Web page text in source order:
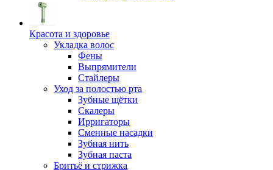
Красота и здоровье
Укладка волос
Фены
Выпрямители
Стайлеры
Уход за полостью рта
Зубные щётки
Скалеры
Ирригаторы
Сменные насадки
Зубная нить
Зубная паста
Бритьё и стрижка